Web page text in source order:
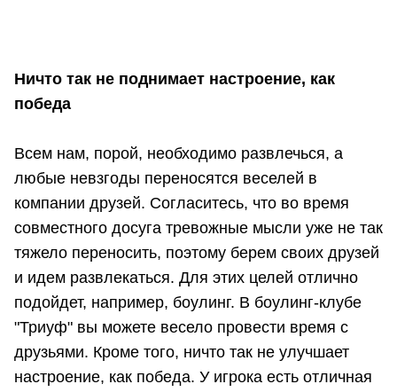
Ничто так не поднимает настроение, как
победа
Всем нам, порой, необходимо развлечься, а
любые невзгоды переносятся веселей в
компании друзей. Согласитесь, что во время
совместного досуга тревожные мысли уже не так
тяжело переносить, поэтому берем своих друзей
и идем развлекаться. Для этих целей отлично
подойдет, например, боулинг. В боулинг-клубе
"Триуф" вы можете весело провести время с
друзьями. Кроме того, ничто так не улучшает
настроение, как победа. У игрока есть отличная